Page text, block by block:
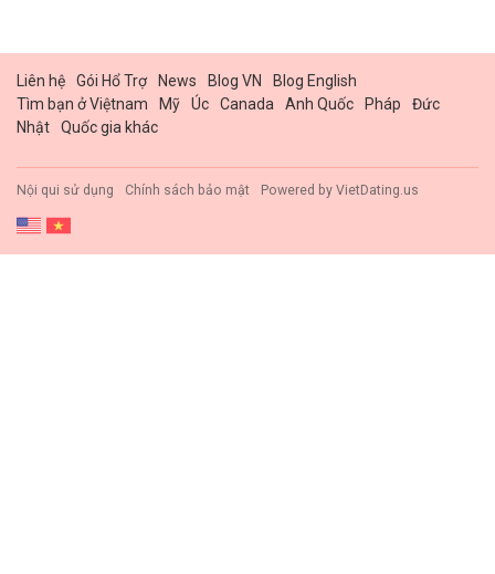
Liên hệ Gói Hổ Trợ News Blog VN
Blog English
Tìm bạn ở Việtnam
Mỹ Úc Canada Anh Quốc Pháp
Đức
Nhật
Quốc gia khác
Nội qui sử dụng Chính sách bảo mật Powered by VietDating.us